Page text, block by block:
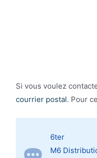
Si vous voulez
courrier postal. Pour
6ter
M6